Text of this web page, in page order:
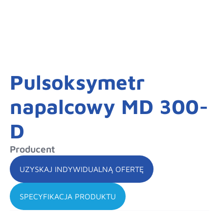
Pulsoksymetr
napalcowy MD 300-
D
Producent
UZYSKAJ INDYWIDUALNĄ OFERTĘ
SPECYFIKACJA PRODUKTU